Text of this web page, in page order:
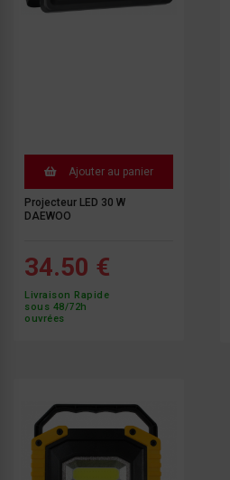
Ajouter au panier
Projecteur LED 30 W
DAEWOO
34.50 €
Livraison Rapide
sous 48/72h
ouvrées